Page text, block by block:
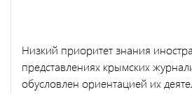
Низкий приоритет знания
представлениях крымских
обусловлен ориентацией их